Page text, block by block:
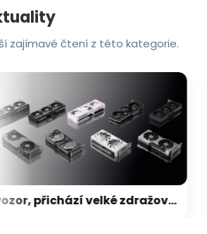
galerie: cviky
zajímavé čtení z této kategorie.
Pozor, přichází velké zdražování grafických karet pro hráče: Ceny stoupají až o 30–40 %